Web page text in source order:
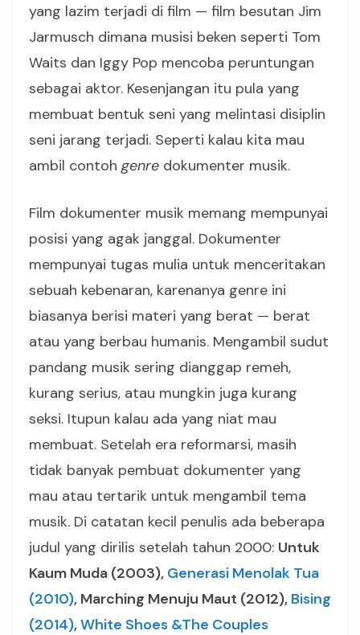
yang lazim terjadi di film — film besutan Jim
Jarmusch dimana musisi beken seperti Tom
Waits dan Iggy Pop mencoba peruntungan
sebagai aktor. Kesenjangan itu pula yang
membuat bentuk seni yang melintasi disiplin
seni jarang terjadi. Seperti kalau kita mau
ambil contohgenre dokumenter musik.
Film dokumenter musik memang mempunyai
posisi yang agak janggal. Dokumenter
mempunyai tugas mulia untuk menceritakan
sebuah kebenaran, karenanya genre ini
biasanya berisi materi yang berat — berat
atau yang berbau humanis. Mengambil sudut
pandang musik sering dianggap remeh,
kurang serius, atau mungkin juga kurang
seksi. Itupun kalau ada yang niat mau
membuat. Setelah era reformarsi, masih
tidak banyak pembuat dokumenter yang
mau atau tertarik untuk mengambil tema
musik. Di catatan kecil penulis ada beberapa
judul yang dirilis setelah tahun 2000: Untuk
Kaum Muda (2003), Generasi Menolak Tua
(2010), Marching Menuju Maut (2012), Bising
(2014),White Shoes &The Couples